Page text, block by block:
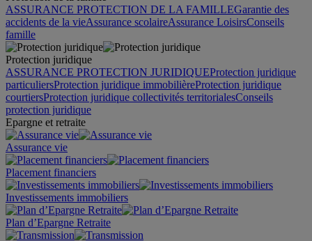
ASSURANCE PROTECTION DE LA FAMILLEGarantie des
accidents de la vieAssurance scolaireAssurance LoisirsConseils
famille
Protection juridique
ASSURANCE PROTECTION JURIDIQUEProtection juridique
particuliersProtection juridique immobilièreProtection juridique
courtiersProtection juridique collectivités territorialesConseils
protection juridique
Epargne et retraite
Assurance vie
Placement financiers
Investissements immobiliers
Plan d’Epargne Retraite